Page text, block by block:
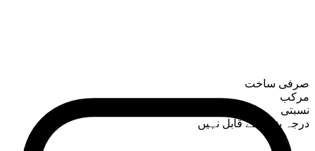
صرفی ساخت
مرکب
نسبتی
درجہ بندی کے قابل نہیں